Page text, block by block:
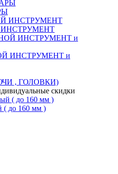
ИНСТРУМЕНТ и
, ГОЛОВКИ)
скидки
до 160 мм )